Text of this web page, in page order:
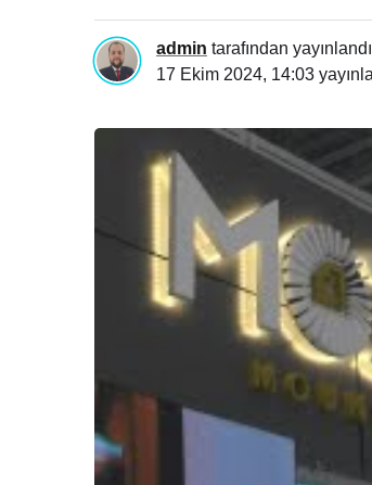
admin tarafından yayınlandı
17 Ekim 2024, 14:03